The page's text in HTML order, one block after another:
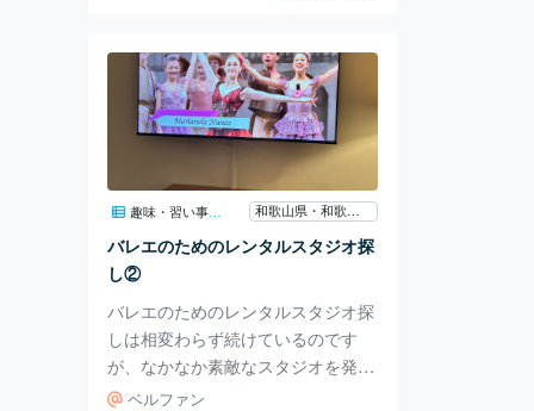
い！スーパーで買った卵と比べてら
確かに、黄身の色が全然違う！！明
らかに濃ーいオレンジ色で、お箸で
突いてもなかなか潰れませんでし
た。それどころか、つかめそう。
ストレスなく、広い土地で育った若
鶏が産んでいる卵だそうで、殻も固
くとてもしっかりしています。 お
すすめの食べ方は卵ごは
趣味・習い事・教室 和歌山県・和歌山市・加太
バレエのためのレンタルスタジオ探
し②
バレエのためのレンタルスタジオ探
しは相変わらず続けているのです
が、なかなか素敵なスタジオを発見
しました。 素敵ポイントナンバー1
ベルファン